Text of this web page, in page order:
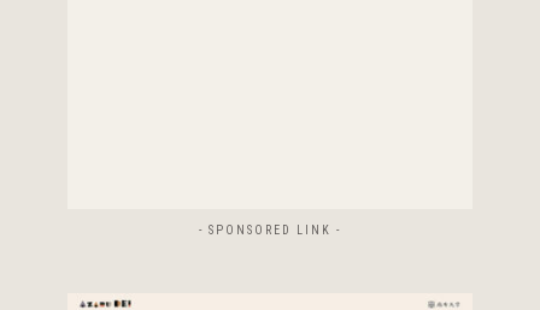
- SPONSORED LINK -